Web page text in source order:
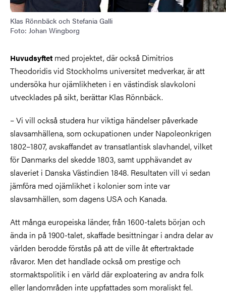
Klas Rönnbäck och Stefania Galli
Foto: Johan Wingborg
Huvudsyftet med projektet, där också Dimitrios
Theodoridis vid Stockholms universitet medverkar, är att
undersöka hur ojämlikheten i en västindisk slavkoloni
utvecklades på sikt, berättar Klas Rönnbäck.
– Vi vill också studera hur viktiga händelser påverkade
slavsamhällena, som ockupationen under Napoleonkrigen
1802–1807, avskaffandet av transatlantisk slavhandel, vilket
för Danmarks del skedde 1803, samt upphävandet av
slaveriet i Danska Västindien 1848. Resultaten vill vi sedan
jämföra med ojämlikhet i kolonier som inte var
slavsamhällen, som dagens USA och Kanada.
Att många europeiska länder, från 1600-talets början och
ända in på 1900-talet, skaffade besittningar i andra delar av
världen berodde förstås på att de ville åt eftertraktade
råvaror. Men det handlade också om prestige och
stormaktspolitik i en värld där exploatering av andra folk
eller landområden inte uppfattades som moraliskt fel.